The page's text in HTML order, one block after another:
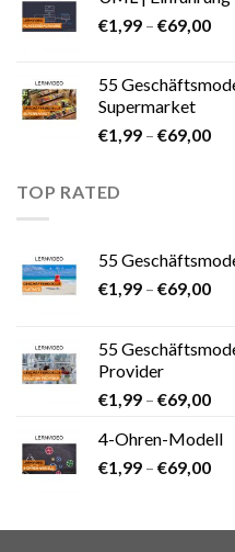
€1,99 – €69,00
55
Supermarket
€1,99 – €69,00
TOP RATED
55
€1,99 – €69,00
55
Provider
€1,99 – €69,00
4-Ohren-Modell
€1,99 – €69,00